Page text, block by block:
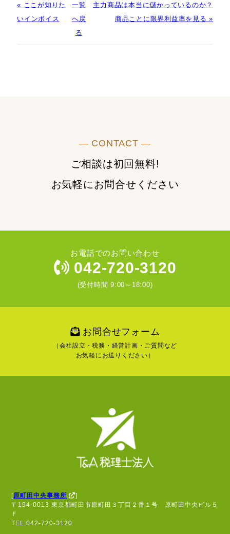
« ここが知りた
いインボイス
一覧
へ戻
る
主力商品は本当に儲かっているのか？
商品ことに限界利益率を見る »
― CONTACT ―
ご相談は初回無料!
お気軽にお問合せください
お電話でのお問い合わせ
042-720-3120
(受付時間 9:00～18:00)
お問合せフォーム
（会社設立・税務・経営計画・ご質問など
お気軽にお送りください）
[原町田中央事務所
]
〒194-0013 東京都町田市原町田３丁目２番１号 原町田中央ビル５
Ｆ
TEL:042-720-3120